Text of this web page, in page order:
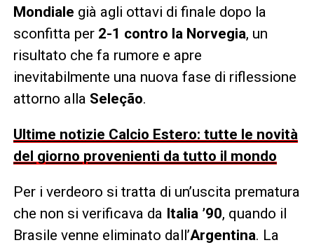
Mondiale già agli ottavi di finale dopo la
sconfitta per 2-1 contro la Norvegia, un
risultato che fa rumore e apre
inevitabilmente una nuova fase di riflessione
attorno alla Seleção.
Ultime notizie Calcio Estero: tutte le novità
del giorno provenienti da tutto il mondo
Per i verdeoro si tratta di un’uscita prematura
che non si verificava da Italia ’90, quando il
Brasile venne eliminato dall’Argentina. La